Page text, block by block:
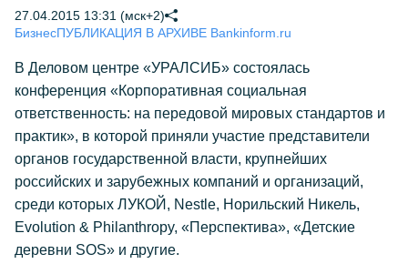
27.04.2015 13:31 (мск+2)
БизнесПУБЛИКАЦИЯ В АРХИВЕ Bankinform.ru
В Деловом центре «УРАЛСИБ» состоялась
конференция «Корпоративная социальная
ответственность: на передовой мировых стандартов и
практик», в которой приняли участие представители
органов государственной власти, крупнейших
российских и зарубежных компаний и организаций,
среди которых ЛУКОЙ, Nestle, Норильский Никель,
Evolution & Philanthropy, «Перспектива», «Детские
деревни SOS» и другие.